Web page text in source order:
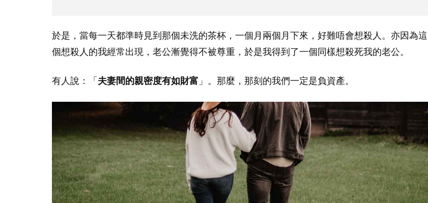
於是，當每一天都準時見到那個未洗的茶杯，一個月兩個月下來，好難唔會想殺人。亦因為這
個想殺人的我經常出現，老公漸覺得不被尊重，於是我得到了一個同樣想殺死我的老公。
有人說：「 夫妻間的親密度有如財富 」。那麼，那刻的我們一定是負資產。